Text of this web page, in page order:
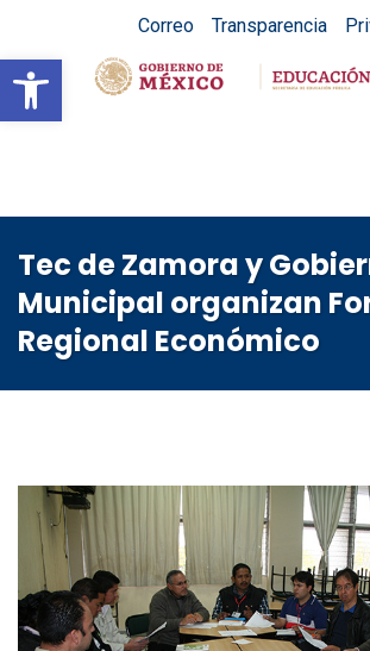
Abrir barra de
Correo Transparencia
Tec de Zamora y
Municipal organizan
Regional Económico